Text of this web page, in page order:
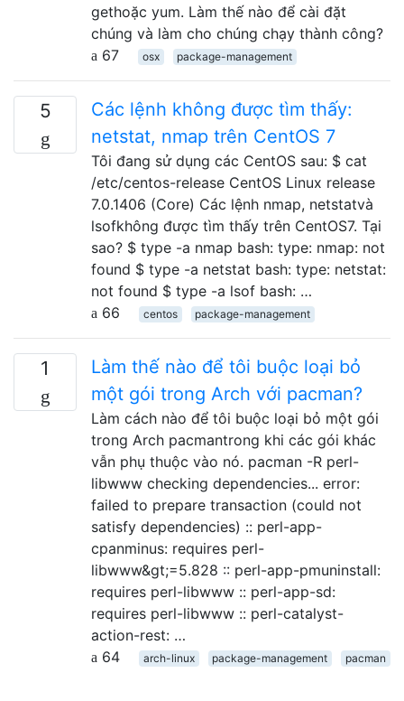
gethoặc yum. Làm thế nào để cài đặt
chúng và làm cho chúng chạy thành công?
67
osx package-management
5
Các lệnh không được tìm thấy:
netstat, nmap trên CentOS 7
Tôi đang sử dụng các CentOS sau: $ cat
/etc/centos-release CentOS Linux release
7.0.1406 (Core) Các lệnh nmap, netstatvà
lsofkhông được tìm thấy trên CentOS7. Tại
sao? $ type -a nmap bash: type: nmap: not
found $ type -a netstat bash: type: netstat:
not found $ type -a lsof bash: …
66
centos package-management
1
Làm thế nào để tôi buộc loại bỏ
một gói trong Arch với pacman?
Làm cách nào để tôi buộc loại bỏ một gói
trong Arch pacmantrong khi các gói khác
vẫn phụ thuộc vào nó. pacman -R perl-
libwww checking dependencies... error:
failed to prepare transaction (could not
satisfy dependencies) :: perl-app-
cpanminus: requires perl-
libwww&gt;=5.828 :: perl-app-pmuninstall:
requires perl-libwww :: perl-app-sd:
requires perl-libwww :: perl-catalyst-
action-rest: …
64
arch-linux package-management pacman